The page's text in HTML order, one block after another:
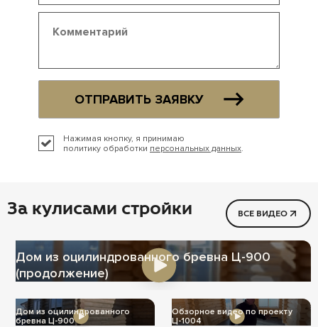
ОТПРАВИТЬ ЗАЯВКУ
Нажимая кнопку, я принимаю
политику обработки персональных данных.
За кулисами стройки ВСЕ ВИДЕО
Дом из оцилиндрованного бревна Ц-900
(продолжение)
Дом из оцилиндрованного
бревна Ц-900
Обзорное видео по проекту
Ц-1004